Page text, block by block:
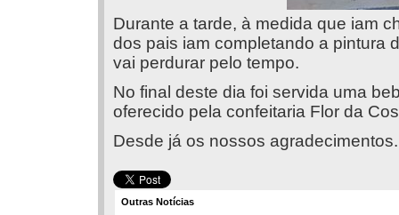
Durante a tarde, à medida que iam
dos pais iam completando a pintura
vai perdurar pelo tempo.
No final deste dia foi servida uma
oferecido pela confeitaria Flor da
Desde já os nossos agradecimentos.
Outras Notícias